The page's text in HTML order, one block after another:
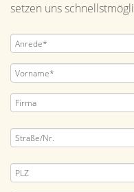
setzen uns